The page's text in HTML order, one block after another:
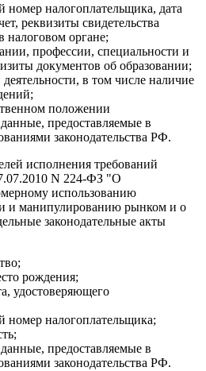
налогоплательщика, дата
реквизиты свидетельства
налоговом органе;
профессии, специальности и
документов об образовании;
в том числе наличие
положении
предоставляемые в
законодательства РФ.
исполнения требований
N 224-ФЗ "О
использованию
и манипулированию рынком и о
законодательные акты
рождения;
удостоверяющего
налогоплательщика;
предоставляемые в
законодательства РФ.